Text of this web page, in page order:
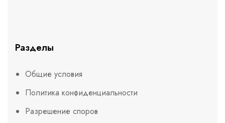
Разделы
Общие условия
Политика конфиденциальности
Разрешение споров